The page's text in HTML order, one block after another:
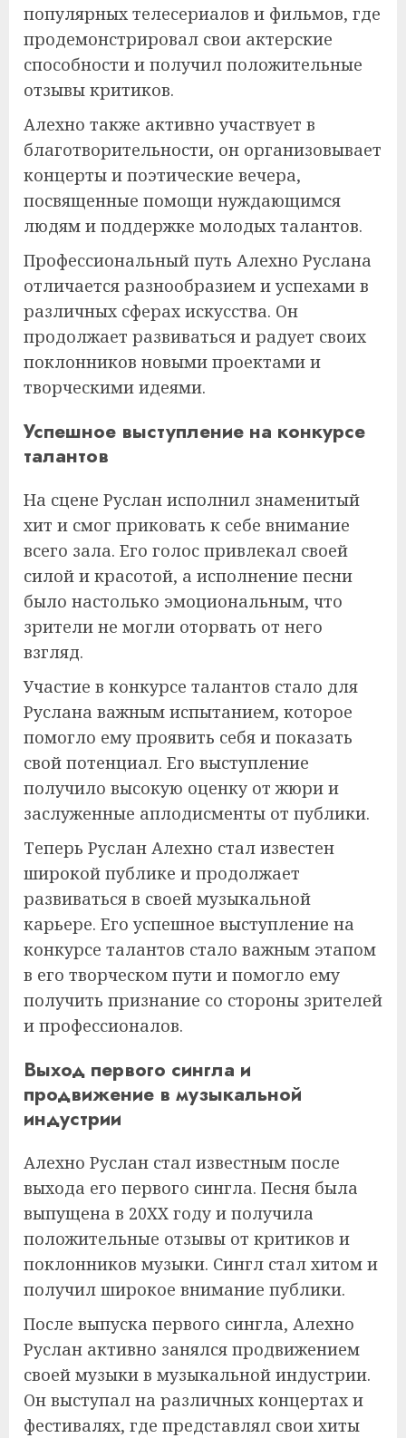
популярных телесериалов и фильмов, где
продемонстрировал свои актерские
способности и получил положительные
отзывы критиков.
Алехно также активно участвует в
благотворительности, он организовывает
концерты и поэтические вечера,
посвященные помощи нуждающимся
людям и поддержке молодых талантов.
Профессиональный путь Алехно Руслана
отличается разнообразием и успехами в
различных сферах искусства. Он
продолжает развиваться и радует своих
поклонников новыми проектами и
творческими идеями.
Успешное выступление на конкурсе
талантов
На сцене Руслан исполнил знаменитый
хит и смог приковать к себе внимание
всего зала. Его голос привлекал своей
силой и красотой, а исполнение песни
было настолько эмоциональным, что
зрители не могли оторвать от него
взгляд.
Участие в конкурсе талантов стало для
Руслана важным испытанием, которое
помогло ему проявить себя и показать
свой потенциал. Его выступление
получило высокую оценку от жюри и
заслуженные аплодисменты от публики.
Теперь Руслан Алехно стал известен
широкой публике и продолжает
развиваться в своей музыкальной
карьере. Его успешное выступление на
конкурсе талантов стало важным этапом
в его творческом пути и помогло ему
получить признание со стороны зрителей
и профессионалов.
Выход первого сингла и
продвижение в музыкальной
индустрии
Алехно Руслан стал известным после
выхода его первого сингла. Песня была
выпущена в 20XX году и получила
положительные отзывы от критиков и
поклонников музыки. Сингл стал хитом и
получил широкое внимание публики.
После выпуска первого сингла, Алехно
Руслан активно занялся продвижением
своей музыки в музыкальной индустрии.
Он выступал на различных концертах и
фестивалях, где представлял свои хиты